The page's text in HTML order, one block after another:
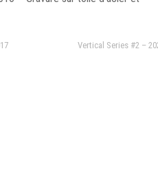
Vertical Series #2 –